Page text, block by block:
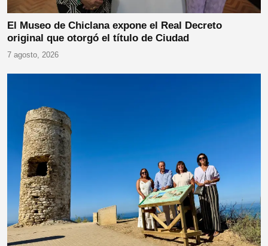
El Museo de Chiclana expone el Real Decreto
original que otorgó el título de Ciudad
7 agosto, 2026